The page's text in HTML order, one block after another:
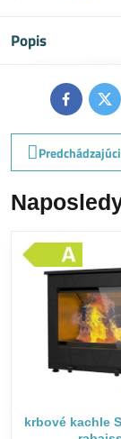
Popis
Facebook
krbové kachle